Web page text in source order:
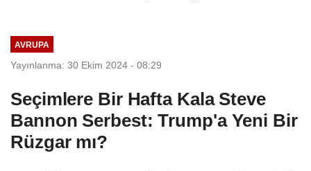
AVRUPA
Yayınlanma: 30 Ekim 2024 - 08:29
Seçimlere Bir Hafta Kala Steve
Bannon Serbest: Trump'a Yeni Bir
Rüzgar mı?